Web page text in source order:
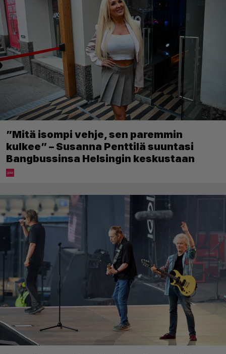
”Mitä isompi vehje, sen paremmin
kulkee” – Susanna Penttilä suuntasi
Bangbussinsa Helsingin keskustaan